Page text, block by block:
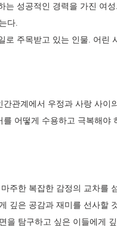
는 성공적인 경력을 가진 여
다.
주목받고 있는 인물. 어린
관계에서 우정과 사랑 사이
어떻게 수용하고 극복해야
주한 복잡한 감정의 교차를
깊은 공감과 재미를 선사할
을 탐구하고 싶은 이들에게